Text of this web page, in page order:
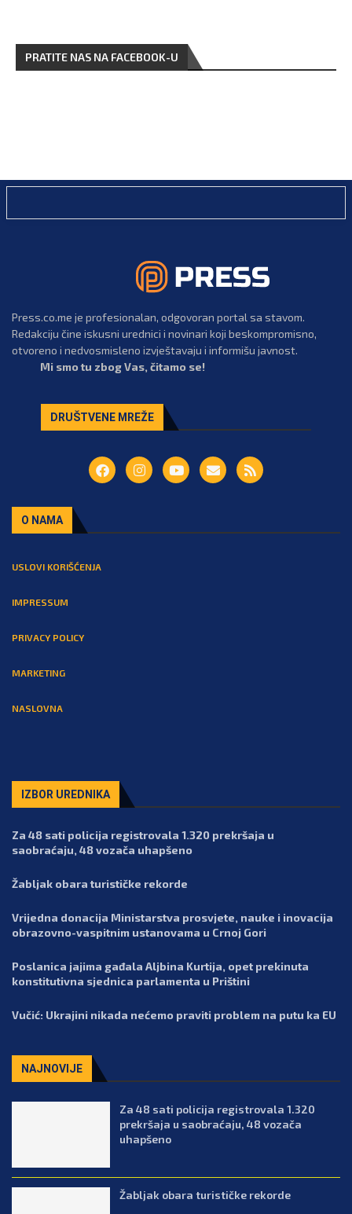
PRATITE NAS NA FACEBOOK-U
Press.co.me je profesionalan, odgovoran portal sa stavom.
Redakciju čine iskusni urednici i novinari koji beskompromisno,
otvoreno i nedvosmisleno izvještavaju i informišu javnost.
Mi smo tu zbog Vas, čitamo se!
DRUŠTVENE MREŽE
O NAMA
USLOVI KORIŠĆENJA
IMPRESSUM
PRIVACY POLICY
MARKETING
NASLOVNA
IZBOR UREDNIKA
Za 48 sati policija registrovala 1.320 prekršaja u
saobraćaju, 48 vozača uhapšeno
Žabljak obara turističke rekorde
Vrijedna donacija Ministarstva prosvjete, nauke i inovacija
obrazovno-vaspitnim ustanovama u Crnoj Gori
Poslanica jajima gađala Aljbina Kurtija, opet prekinuta
konstitutivna sjednica parlamenta u Prištini
Vučić: Ukrajini nikada nećemo praviti problem na putu ka EU
NAJNOVIJE
Za 48 sati policija registrovala 1.320
prekršaja u saobraćaju, 48 vozača
uhapšeno
Žabljak obara turističke rekorde